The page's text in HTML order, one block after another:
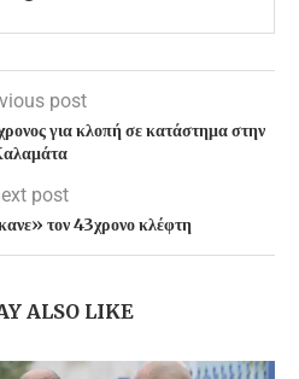
post
για κλοπή σε κατάστημα στην
post
τον 43χρονο κλέφτη
ALSO LIKE